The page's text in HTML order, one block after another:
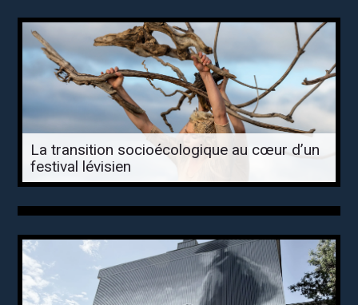
La transition socioécologique au cœur d’un
festival lévisien